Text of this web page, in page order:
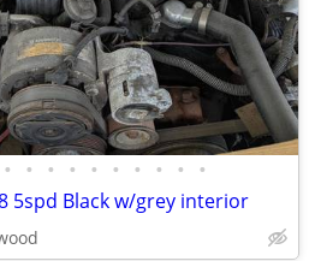
• • • • • • • • • •
5spd Black w/grey interior